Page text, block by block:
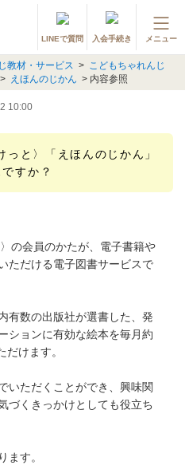
LINEで質問 入会手続き メニュー
き
)
続きはこちら
のご紹介はこちら
教材・サービス > こどもちゃれんじ
> えほんのじかん > 内容参照
10:00
っと〉「えほんのじかん」
すか？
の会員のかたが、電子書籍や
ただける電子図書サービスで
有数の出版社が選書した、発
ションに有効な絵本を毎月約
けます。
いただくことができ、興味関
づくきっかけとしても役立ち
ます。